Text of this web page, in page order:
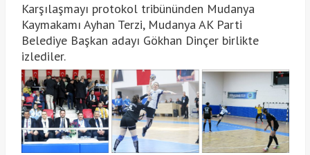
Karşılaşmayı protokol tribününden Mudanya
Kaymakamı Ayhan Terzi, Mudanya AK Parti
Belediye Başkan adayı Gökhan Dinçer birlikte
izlediler.